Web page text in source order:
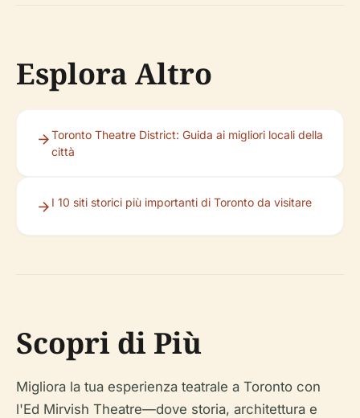
Esplora Altro
Toronto Theatre District: Guida ai migliori locali della
città
I 10 siti storici più importanti di Toronto da visitare
Scopri di Più
Migliora la tua esperienza teatrale a Toronto con
l'Ed Mirvish Theatre—dove storia, architettura e